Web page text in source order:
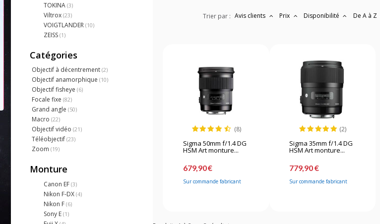
TOKINA (3)
Viltrox (23)
VOIGTLANDER (10)
ZEISS (1)
Catégories
Objectif à décentrement (2)
Objectif anamorphique (10)
Objectif fisheye (6)
Focale fixe (82)
Grand angle (50)
Macro (22)
Objectif vidéo (21)
Téléobjectif (23)
Zoom (19)
Monture
Canon EF (3)
Nikon F-DX (4)
Nikon F (6)
Sony E (1)
Trier par : Avis clients Prix Disponibilité De A à Z
(8)
Sigma 50mm f/1.4 DG
HSM Art monture...
679,90 €
Sur commande fabricant
(2)
Sigma 35mm f/1.4 DG
HSM Art monture...
779,90 €
Sur commande fabricant